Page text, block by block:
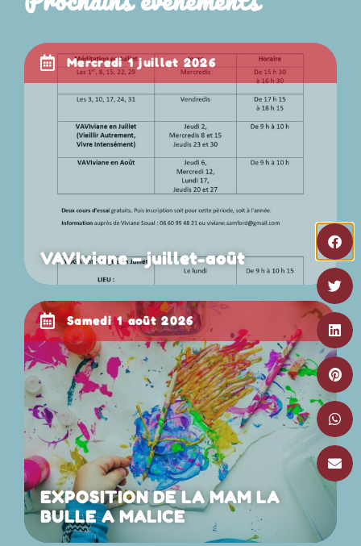
mercredi 1 juillet 2026
VAVIviane – juillet-août
samedi 1 août 2026
EXPOSITION DE LA MAM LA
BULLE A MALICE